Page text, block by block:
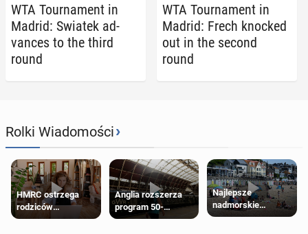
WTA Tour­na­ment in
Madrid: Swiatek ad­
vances to the third
round
WTA Tour­na­ment in
Madrid: Frech knocked
out in the second
round
Rolki Wiadomości›
HMRC ostrzega
rodziców
pobierających Child
Anglia rozszerza
program 50-
procentowych
Najlepsze
nadmorskie
miasteczko blisko